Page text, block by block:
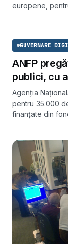
europene,
GUVERNARE
ANFP
publici, cu
Agenția
pentru 35.000
finanțate din